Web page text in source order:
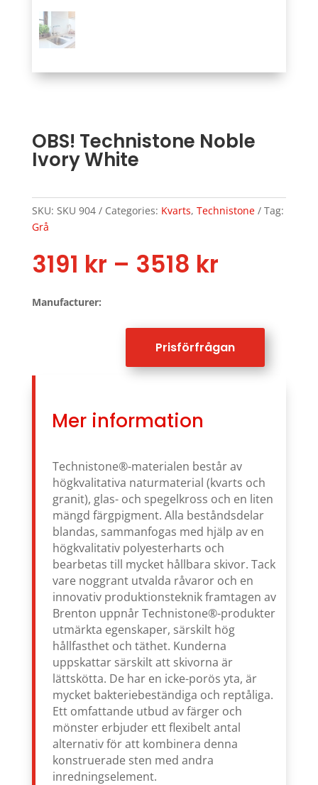
OBS! Technistone Noble
Ivory White
SKU: SKU 904 Categories: Kvarts, Technistone
Tag:
Grå
3191 kr – 3518 krPrice
3518 kr
Manufacturer:
Prisförfrågan
Mer information
Technistone®-materialen består av
högkvalitativa naturmaterial (kvarts och
granit), glas- och spegelkross och en liten
mängd färgpigment. Alla beståndsdelar
blandas, sammanfogas med hjälp av en
högkvalitativ polyesterharts och
bearbetas till mycket hållbara skivor. Tack
vare noggrant utvalda råvaror och en
innovativ produktionsteknik framtagen av
Brenton uppnår Technistone®-produkter
utmärkta egenskaper, särskilt hög
hållfasthet och täthet. Kunderna
uppskattar särskilt att skivorna är
lättskötta. De har en icke-porös yta, är
mycket bakteriebeständiga och reptåliga.
Ett omfattande utbud av färger och
mönster erbjuder ett flexibelt antal
alternativ för att kombinera denna
konstruerade sten med andra
inredningselement.